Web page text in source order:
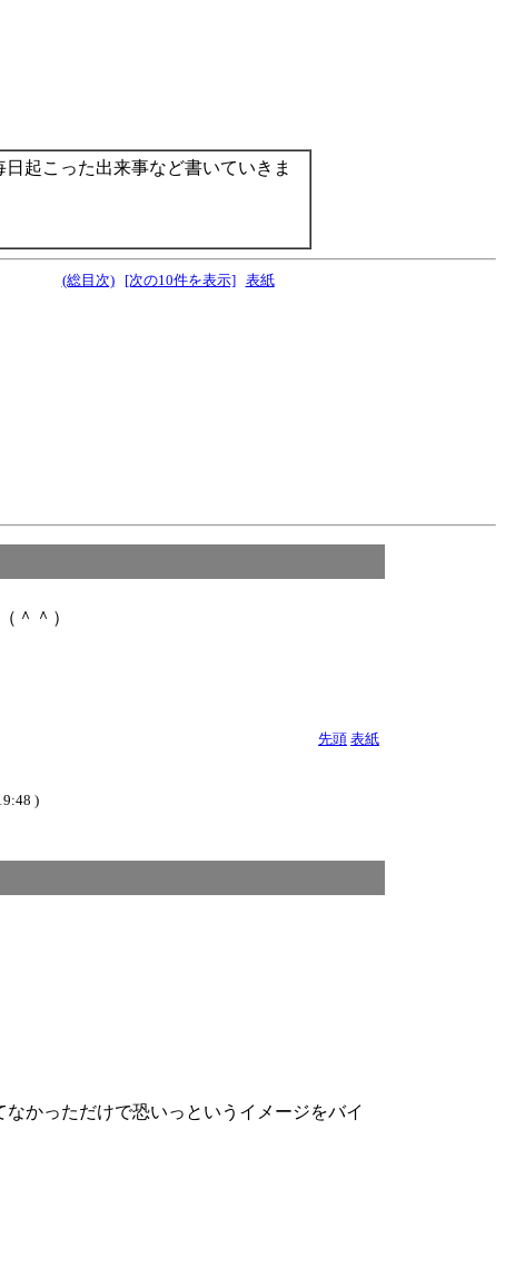
起こった出来事など書いていきま
(総目次) [次の10件を表示] 表紙
＾＾）
先頭 表紙
)
かっただけで恐いっというイメージをバイ